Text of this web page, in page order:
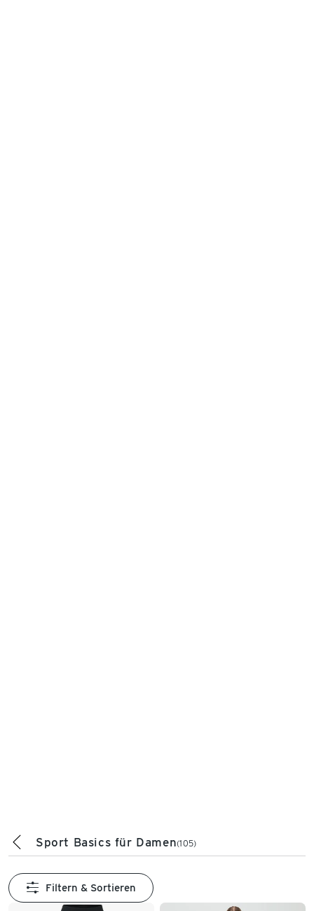
Sport Basics für Damen(105)
Filtern & Sortieren